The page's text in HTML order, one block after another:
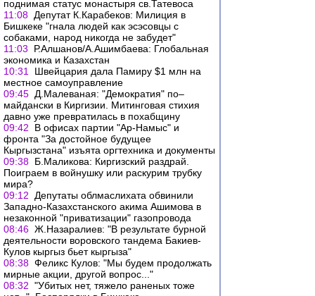
поднимая статус монастыря св.Татевоса
11:08 Депутат К.Карабеков: Милиция в
Бишкеке "гнала людей как эсэсовцы с
собаками, народ никогда не забудет"
11:03
Р.Алшанов/А.Ашимбаева: Глобальная
экономика и Казахстан
10:31
Швейцария дала Памиру $1 млн на
местное самоуправление
09:45 Д.Малеваная: "Демократия" по–
майдански в Киргизии. Митинговая стихия
давно уже превратилась в похабщину
09:42
В офисах партии "Ар-Намыс" и
фронта "За достойное будущее
Кыргызстана" изъята оргтехника и документы
09:38 Б.Маликова: Киргизский раздрай.
Поиграем в войнушку или раскурим трубку
мира?
09:12
Депутаты облмаслихата обвинили
Западно-Казахстанского акима Ашимова в
незаконной "приватизации" газопровода
08:46 Ж.Назаралиев: "В результате бурной
деятельности воровского тандема Бакиев-
Кулов кыргыз бьет кыргыза"
08:38 Феликс Кулов: "Мы будем продолжать
мирные акции, другой вопрос..."
08:32 "Убитых нет, тяжело раненых тоже